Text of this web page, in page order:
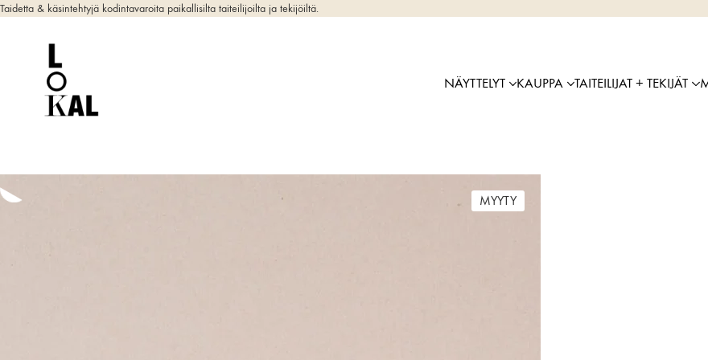
Taidetta & käsintehtyjä kodintavaroita paikallisilta taiteilijoilta ja tekijöiltä.
NÄYTTELYT KAUPPA TAITEILIJAT + TEKIJÄT
MYYTY